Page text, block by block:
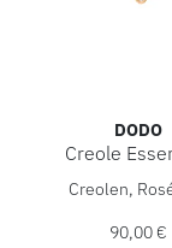
DODO
Creole
DoDo Creole
Creolen,
90,00 €